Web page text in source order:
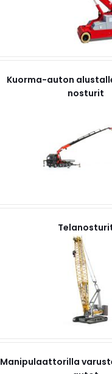
Kuorma-auton
nosturit
Manipulaattorilla